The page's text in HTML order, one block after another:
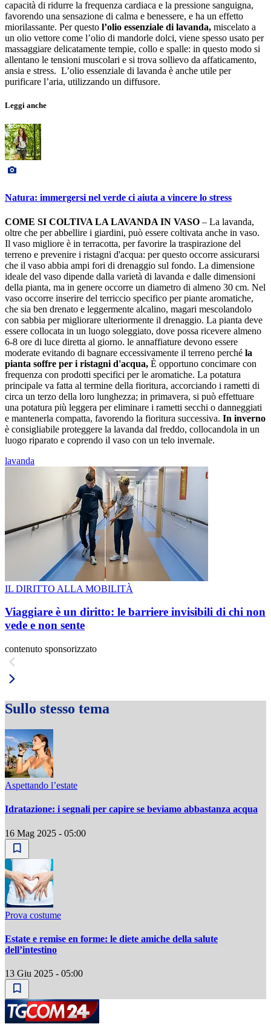
capacità di ridurre la frequenza cardiaca e la pressione sanguigna,
favorendo una sensazione di calma e benessere, e ha un effetto
miorilassante. Per questo l’olio essenziale di lavanda, miscelato a
un olio vettore come l’olio di mandorle dolci, viene spesso usato per
massaggiare delicatamente tempie, collo e spalle: in questo modo si
allentano le tensioni muscolari e si trova sollievo da affaticamento,
ansia e stress. L’olio essenziale di lavanda è anche utile per
purificare l’aria, utilizzando un diffusore.
Leggi anche
Natura: immergersi nel verde ci aiuta a vincere lo stress
COME SI COLTIVA LA LAVANDA IN VASO – La lavanda,
oltre che per abbellire i giardini, può essere coltivata anche in vaso.
Il vaso migliore è in terracotta, per favorire la traspirazione del
terreno e prevenire i ristagni d'acqua: per questo occorre assicurarsi
che il vaso abbia ampi fori di drenaggio sul fondo. La dimensione
ideale del vaso dipende dalla varietà di lavanda e dalle dimensioni
della pianta, ma in genere occorre un diametro di almeno 30 cm. Nel
vaso occorre inserire del terriccio specifico per piante aromatiche,
che sia ben drenato e leggermente alcalino, magari mescolandolo
con sabbia per migliorare ulteriormente il drenaggio. La pianta deve
essere collocata in un luogo soleggiato, dove possa ricevere almeno
6-8 ore di luce diretta al giorno. le annaffiature devono essere
moderate evitando di bagnare eccessivamente il terreno perché la
pianta soffre per i ristagni d'acqua, È opportuno concimare con
frequenza con prodotti specifici per le aromatiche. La potatura
principale va fatta al termine della fioritura, accorciando i rametti di
circa un terzo della loro lunghezza; in primavera, si può effettuare
una potatura più leggera per eliminare i rametti secchi o danneggiati
e mantenerla compatta, favorendo la fioritura successiva. In inverno
è consigliabile proteggere la lavanda dal freddo, collocandola in un
luogo riparato e coprendo il vaso con un telo invernale.
lavanda
IL DIRITTO ALLA MOBILITÀ
Viaggiare è un diritto: le barriere invisibili di chi non
vede e non sente
contenuto sponsorizzato
Sullo stesso tema
Aspettando l’estate
Idratazione: i segnali per capire se beviamo abbastanza acqua
16 Mag 2025 - 05:00
Prova costume
Estate e remise en forme: le diete amiche della salute
dell’intestino
13 Giu 2025 - 05:00